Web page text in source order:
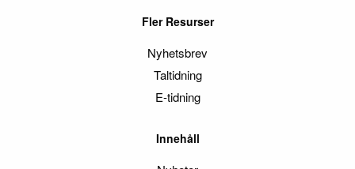
Fler Resurser
Nyhetsbrev
Taltidning
E-tidning
Innehåll